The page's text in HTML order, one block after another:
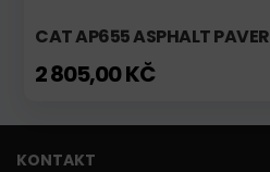
CAT AP655 ASPHALT PAVER
2 805,00 KČ
KONTAKT